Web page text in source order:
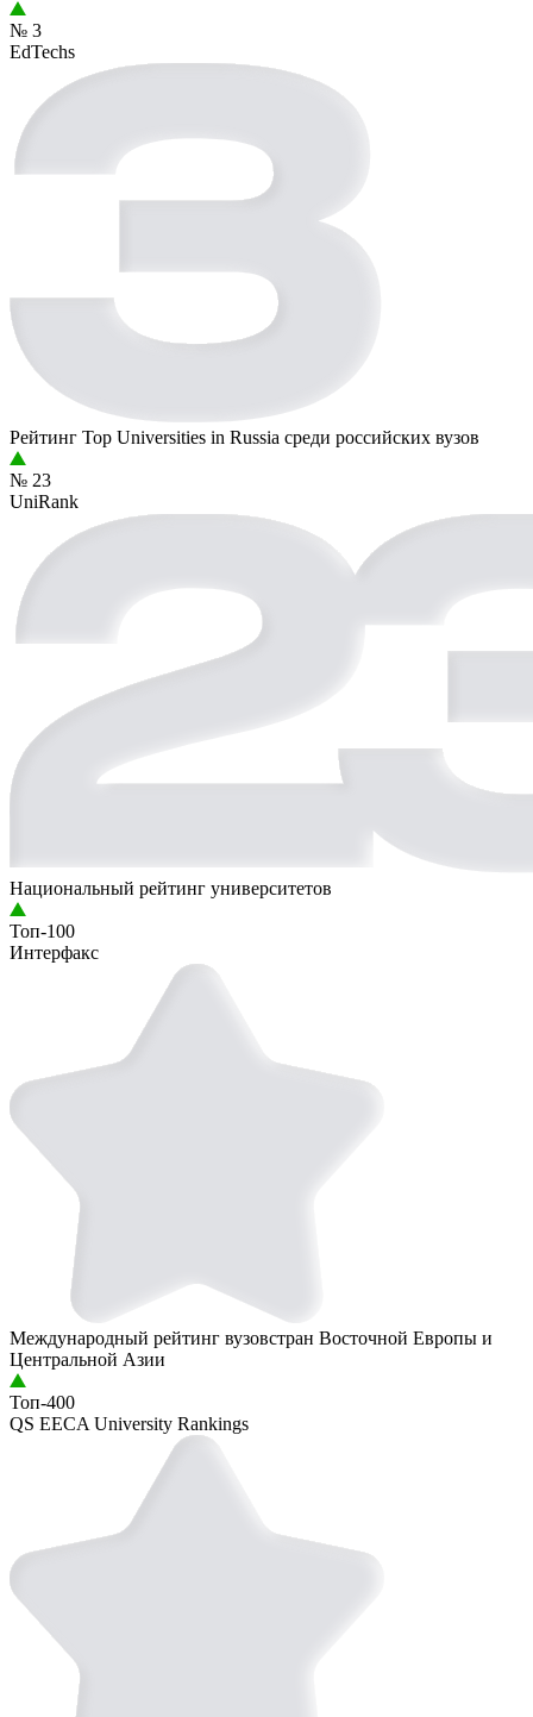
№ 3
EdTechs
Рейтинг Top Universities in Russia среди российских вузов
№ 23
UniRank
Национальный рейтинг университетов
Топ-100
Интерфакс
Международный рейтинг вузовстран Восточной Европы и
Центральной Азии
Топ-400
QS EECA University Rankings